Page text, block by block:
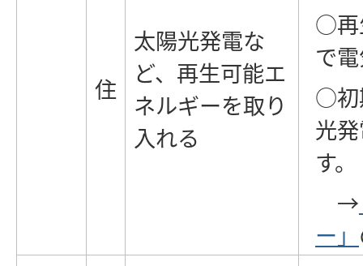
住
太陽光発電な
ど、再生可能エ
ネルギーを取り
入れる
○再
で
○初
光
す。
→
ー」